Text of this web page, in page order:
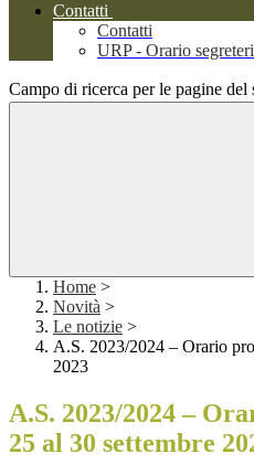
Contatti
Contatti
URP - Orario
Campo di ricerca per le pagine del
Home >
Novità >
Le notizie >
A.S. 2023/2024 – Orario
2023
A.S. 2023/2024 –
25 al 30 settembre